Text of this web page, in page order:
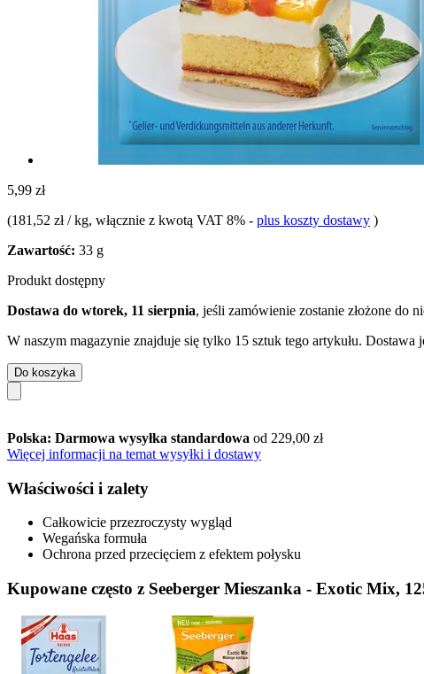
5,99 zł
(181,52 zł / kg, włącznie z kwotą VAT 8% - plus koszty dostawy )
Zawartość: 33 g
Produkt dostępny
Dostawa do wtorek, 11 sierpnia, jeśli zamówienie zostanie złożone do
W naszym magazynie znajduje się tylko 15 sztuk tego artykułu. Dostawa
Do koszyka
Polska: Darmowa wysyłka standardowa od 229,00 zł
Więcej informacji na temat wysyłki i dostawy
Właściwości i zalety
Całkowicie przezroczysty wygląd
Wegańska formuła
Ochrona przed przecięciem z efektem połysku
Kupowane często z Seeberger Mieszanka - Exotic Mix,